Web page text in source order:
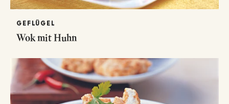
GEFLÜGEL
Wok mit Huhn